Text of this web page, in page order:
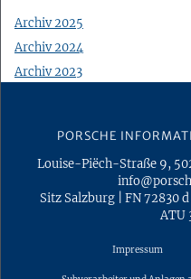
Archiv 2025
Archiv 2024
Archiv 2023
Archiv 2020
Archiv 2019
Archiv 2018
PORSCHE
Louise-Piëch-Straße 9,
Sitz Salzburg
FN 72830 d
ATU
Impressum